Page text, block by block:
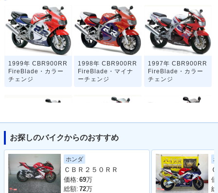
1999年 CBR900RR
FireBlade・カラー
チェンジ
1998年 CBR900RR
FireBlade・マイナ
ーチェンジ
1997年 CBR900RR
FireBlade・カラー
チェンジ
1996年 CBR900RR
FireBlade・フルモ
デルチェンジ
1995年 CBR900RR
FireBlade・カラー
チェンジ
1994年 CBR900RR
FireBlade・マイナ
ーチェンジ
お探しのバイクからのおすすめ
ホンダ
ＣＢＲ２５０ＲＲ
価格: 69万
総額: 72万